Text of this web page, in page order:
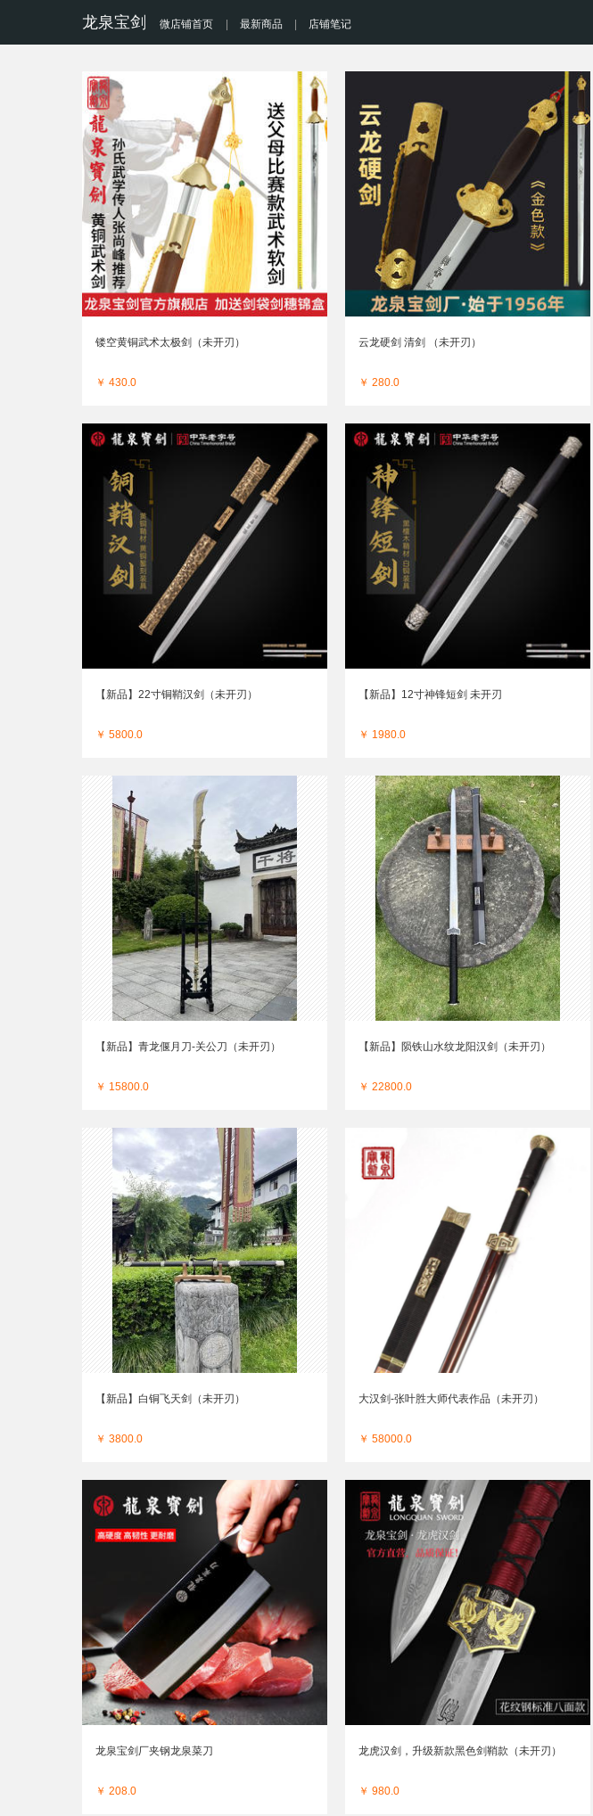
龙泉宝剑 微店铺首页 最新商品 店铺笔记
镂空黄铜武术太极剑（未开刃）
￥ 430.0
云龙硬剑 清剑 （未开刃）
￥ 280.0
【新品】22寸铜鞘汉剑（未开刃）
￥ 5800.0
【新品】12寸神锋短剑 未开刃
￥ 1980.0
【新品】青龙偃月刀-关公刀（未开刃）
￥ 15800.0
【新品】陨铁山水纹龙阳汉剑（未开刃）
￥ 22800.0
【新品】白铜飞天剑（未开刃）
￥ 3800.0
大汉剑-张叶胜大师代表作品（未开刃）
￥ 58000.0
龙泉宝剑厂夹钢龙泉菜刀
￥ 208.0
龙虎汉剑，升级新款黑色剑鞘款（未开刃）
￥ 980.0